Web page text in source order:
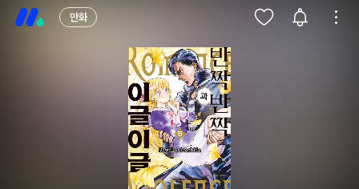
만화